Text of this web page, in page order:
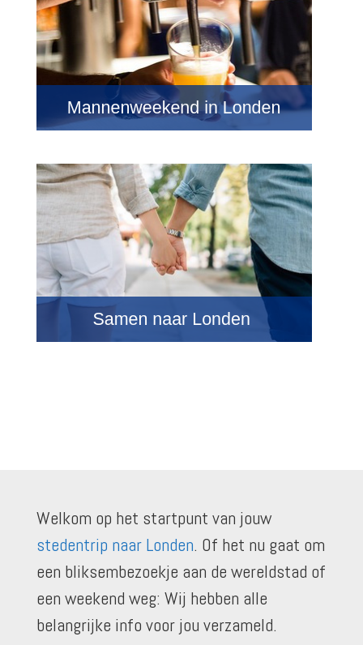
Welkom op het startpunt van jouw
stedentrip naar Londen. Of het nu gaat om
een bliksembezoekje aan de wereldstad of
een weekend weg: Wij hebben alle
belangrijke info voor jou verzameld.